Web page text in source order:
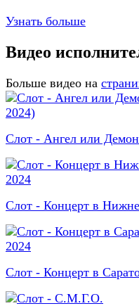
Узнать больше
Видео
Больше видео на
Слот - Ангел или
Слот - Концерт в
Слот - Концерт в